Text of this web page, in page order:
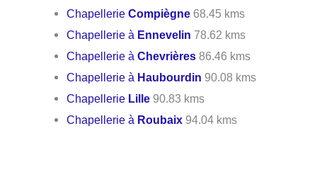
ChapellerieCompiègne 68.45 kms
Chapellerie à Ennevelin 78.62 kms
Chapellerie àChevrières 86.46 kms
Chapellerie à Haubourdin 90.08 kms
Chapellerie Lille 90.83 kms
Chapellerie à Roubaix 94.04 kms